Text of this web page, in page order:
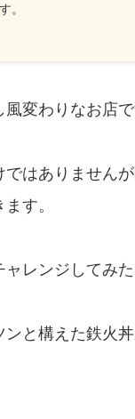
。
変わりなお店で
ではありません
す。
レンジしてみた
ンと構えた鉄火